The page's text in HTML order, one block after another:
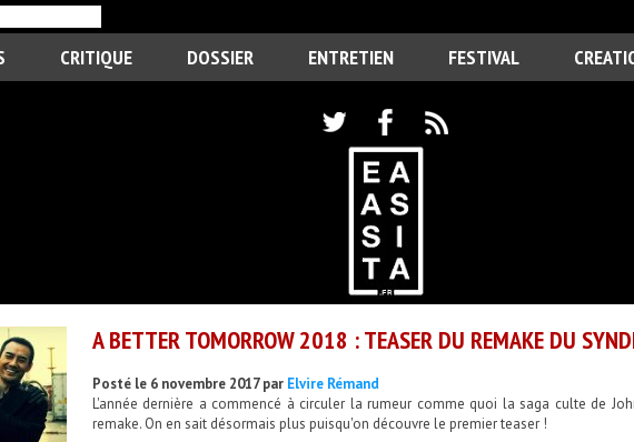
CRITIQUE DOSSIER ENTRETIEN FESTIVAL
A BETTER TOMORROW 2018 : TEASER DU REMAKE DU
Posté le 6 novembre 2017 par Elvire Rémand
L'année dernière a commencé à circuler la rumeur comme quoi la saga culte de
remake. On en sait désormais plus puisqu'on découvre le premier teaser !